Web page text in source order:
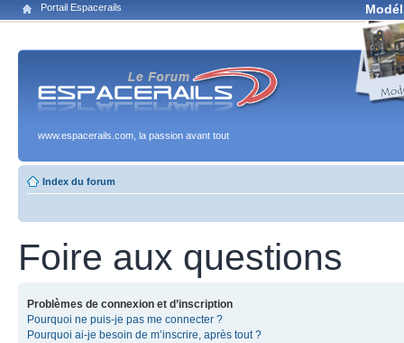
Portail Espacerails
www.espacerails.com, la passion avant tout
Index du forum
Foire aux questions
Problèmes de connexion et d’inscription
Pourquoi ne puis-je pas me connecter ?
Pourquoi ai-je besoin de m’inscrire, après tout ?